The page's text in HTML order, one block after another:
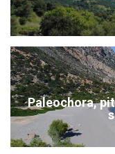
Paleochora,